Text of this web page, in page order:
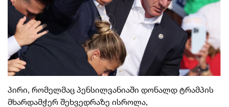
პირი, რომელმაც პენსილვანიაში დონალდ ტრამპის
მხარდამჭერ შეხვედრაზე ისროლა,